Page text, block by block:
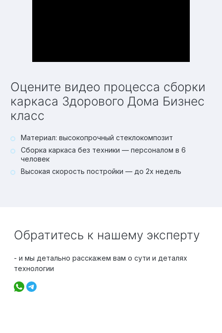
Оцените видео процесса сборки
каркаса Здорового Дома Бизнес
класс
Материал: высокопрочный стеклокомпозит
Сборка каркаса без техники — персоналом в 6
человек
Высокая скорость постройки — до 2х недель
Обратитесь к нашему эксперту
- и мы детально расскажем вам о сути и деталях
технологии